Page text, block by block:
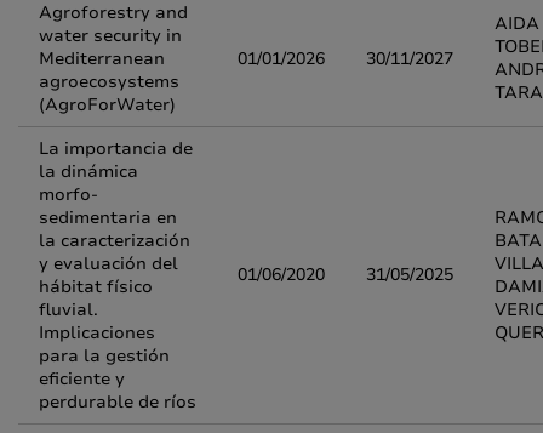
Agroforestry and
water security in
Mediterranean
agroecosystems
(AgroForWater)
01/01/2026 30/11/2027
AIDA
La importancia de
la dinámica
morfo-
sedimentaria en
la caracterización
y evaluación del
hábitat físico
fluvial.
Implicaciones
para la gestión
eficiente y
perdurable de ríos
01/06/2020 31/05/2025